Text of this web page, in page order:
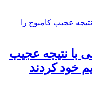
با نتیجه عجیب
خود کردند